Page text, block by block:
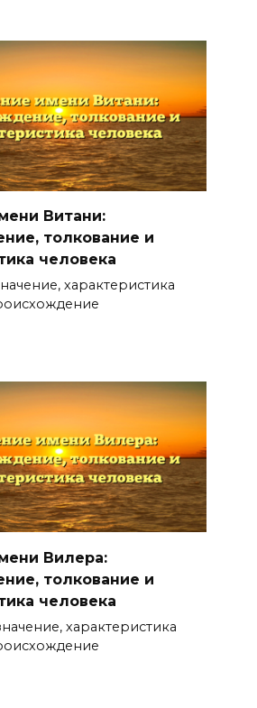
Витани:
толкование и
человека
характеристика
Вилера:
толкование и
человека
характеристика